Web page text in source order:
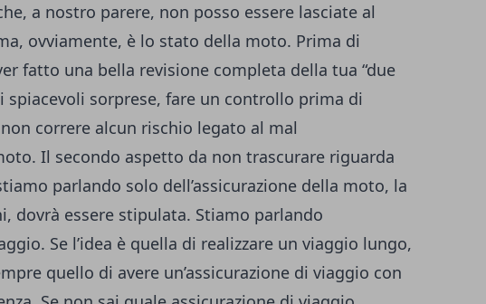
a nostro parere, non posso essere lasciate al
ovviamente, è lo stato della moto. Prima di
fatto una bella revisione completa della tua “due
spiacevoli sorprese, fare un controllo prima di
correre alcun rischio legato al mal
Il secondo aspetto da non trascurare riguarda
parlando solo dell’assicurazione della moto, la
dovrà essere stipulata. Stiamo parlando
Se l’idea è quella di realizzare un viaggio lungo,
quello di avere un’assicurazione di viaggio con